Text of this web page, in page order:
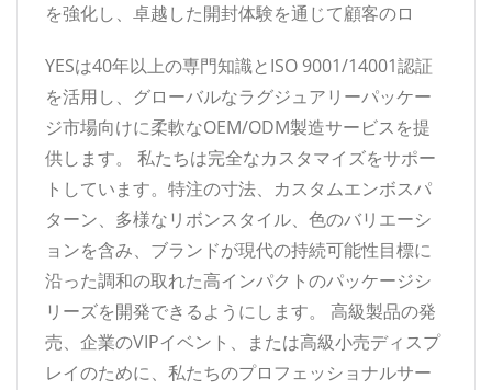
を強化し、卓越した開封体験を通じて顧客のロ
YESは40年以上の専門知識とISO 9001/14001認証
を活用し、グローバルなラグジュアリーパッケー
ジ市場向けに柔軟なOEM/ODM製造サービスを提
供します。 私たちは完全なカスタマイズをサポー
トしています。特注の寸法、カスタムエンボスパ
ターン、多様なリボンスタイル、色のバリエーシ
ョンを含み、ブランドが現代の持続可能性目標に
沿った調和の取れた高インパクトのパッケージシ
リーズを開発できるようにします。 高級製品の発
売、企業のVIPイベント、または高級小売ディスプ
レイのために、私たちのプロフェッショナルサー